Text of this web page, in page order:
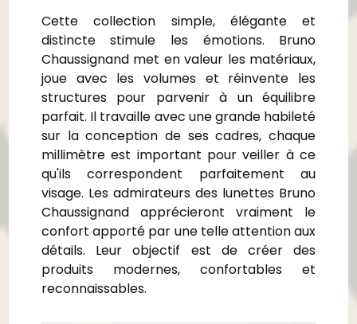
Cette collection simple, élégante et
distincte stimule les émotions. Bruno
Chaussignand met en valeur les matériaux,
joue avec les volumes et réinvente les
structures pour parvenir à un équilibre
parfait. Il travaille avec une grande habileté
sur la conception de ses cadres, chaque
millimètre est important pour veiller à ce
qu'ils correspondent parfaitement au
visage. Les admirateurs des lunettes Bruno
Chaussignand apprécieront vraiment le
confort apporté par une telle attention aux
détails. Leur objectif est de créer des
produits modernes, confortables et
reconnaissables.